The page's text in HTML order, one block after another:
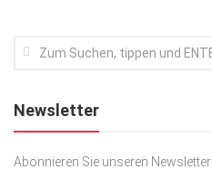
Newsletter
Abonnieren Sie unseren Newsletter